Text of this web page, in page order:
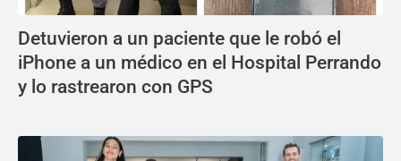
Detuvieron a un paciente que le robó el
iPhone a un médico en el Hospital Perrando
y lo rastrearon con GPS